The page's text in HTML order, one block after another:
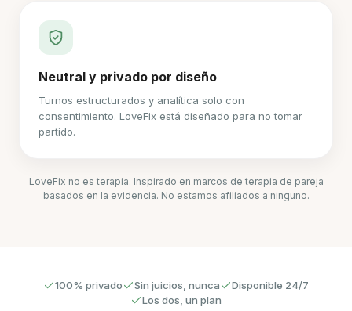
Neutral y privado por diseño
Turnos estructurados y analítica solo con
consentimiento. LoveFix está diseñado para no tomar
partido.
LoveFix no es terapia. Inspirado en marcos de terapia de pareja
basados en la evidencia. No estamos afiliados a ninguno.
100% privado Sin juicios, nunca
Disponible 24/7
Los dos, un plan